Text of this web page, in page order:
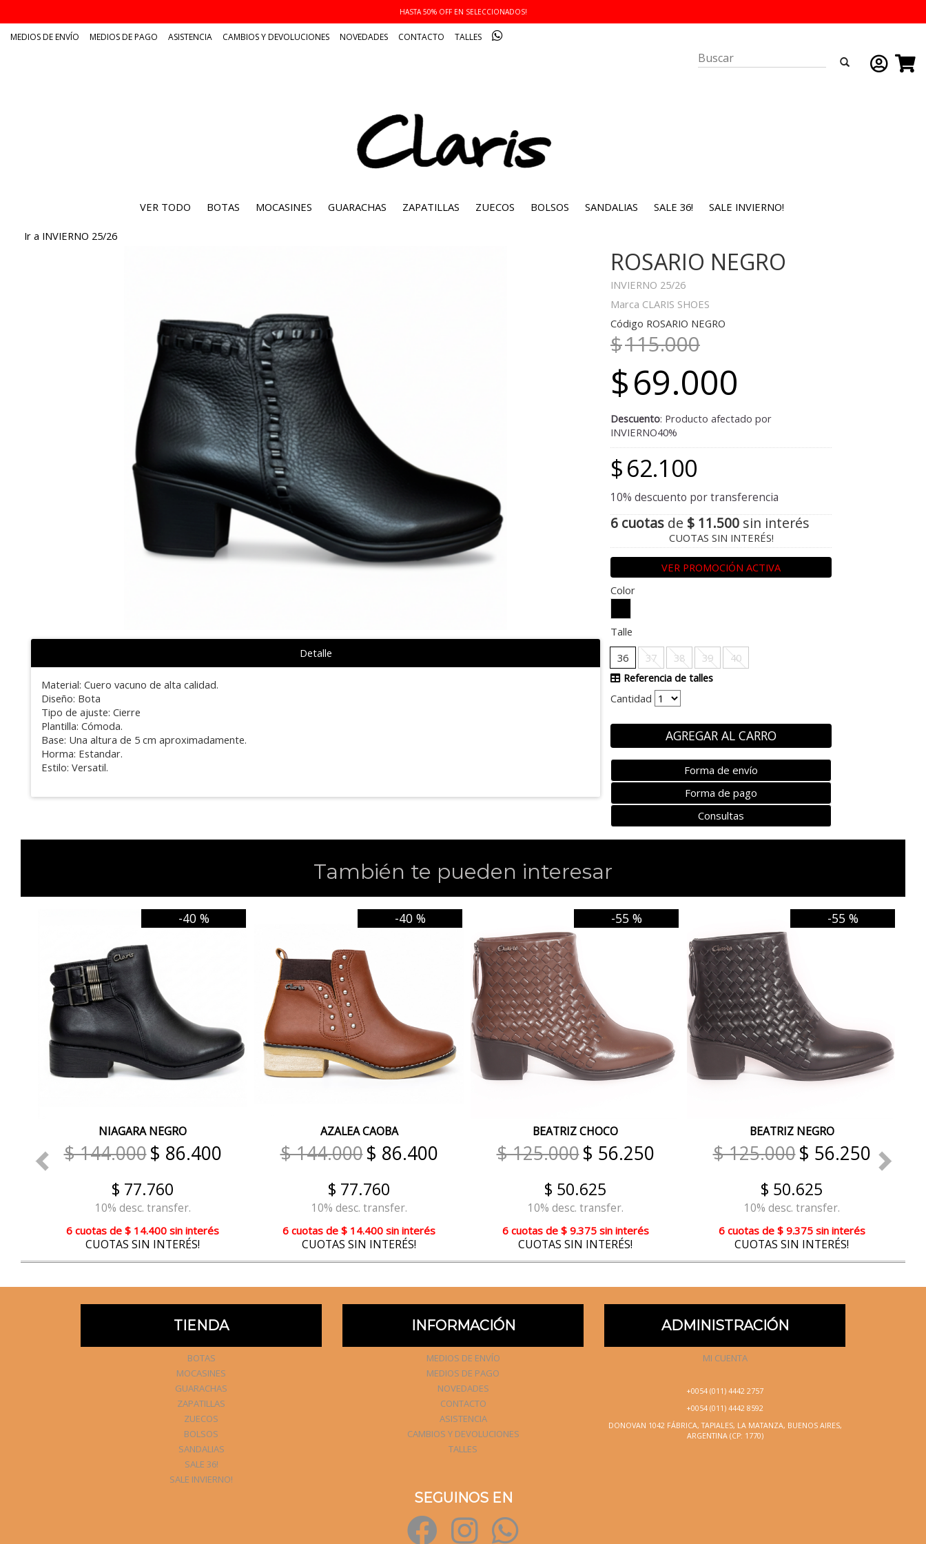
HASTA 50% OFF EN SELECCIONADOS!
MEDIOS DE ENVÍO MEDIOS DE PAGO ASISTENCIA CAMBIOS Y DEVOLUCIONES NOVEDADES CONTACTO TALLES
VER TODO BOTAS MOCASINES GUARACHAS ZAPATILLAS ZUECOS BOLSOS SANDALIAS SALE 36! SALE INVIERNO!
Ir a INVIERNO 25/26
Detalle
Material: Cuero vacuno de alta calidad.
Diseño: Bota
Tipo de ajuste: Cierre
Plantilla: Cómoda.
Base: Una altura de 5 cm aproximadamente.
Horma: Estandar.
Estilo: Versatil.
ROSARIO NEGRO
INVIERNO 25/26
Marca CLARIS SHOES
Código ROSARIO NEGRO
$115.000
$69.000
Descuento: Producto afectado por
INVIERNO40%
$62.100
10% descuento por transferencia
6 cuotas de $ 11.500 sin interés
CUOTAS SIN INTERÉS!
VER PROMOCIÓN ACTIVA
Color
Talle
36
37 38 39
40
Referencia de talles
Cantidad
AGREGAR AL CARRO
Forma de envío
Forma de pago
Consultas
También te pueden interesar
-40 %
NIAGARA NEGRO
$ 144.000$ 86.400
$ 77.760
10% desc. transfer.
6 cuotas de $ 14.400 sin interés
CUOTAS SIN INTERÉS!
-40 %
AZALEA CAOBA
$ 144.000$ 86.400
$ 77.760
10% desc. transfer.
6 cuotas de $ 14.400 sin interés
CUOTAS SIN INTERÉS!
-55 %
BEATRIZ CHOCO
$ 125.000$ 56.250
$ 50.625
10% desc. transfer.
6 cuotasde $ 9.375sin interés
CUOTAS SIN INTERÉS!
-55 %
BEATRIZ NEGRO
$ 125.000$ 56.250
$ 50.625
10% desc. transfer.
6 cuotasde $ 9.375sin interés
CUOTAS SIN INTERÉS!
TIENDA
BOTAS
MOCASINES
GUARACHAS
ZAPATILLAS
ZUECOS
BOLSOS
SANDALIAS
SALE 36!
SALE INVIERNO!
INFORMACIÓN
MEDIOS DE ENVÍO
MEDIOS DE PAGO
NOVEDADES
CONTACTO
ASISTENCIA
CAMBIOS Y DEVOLUCIONES
TALLES
ADMINISTRACIÓN
MI CUENTA
+0054 (011) 4442 2757
+0054 (011) 4442 8592
DONOVAN 1042 FÁBRICA, TAPIALES, LA MATANZA, BUENOS AIRES,
ARGENTINA (CP: 1770)
SEGUINOS EN